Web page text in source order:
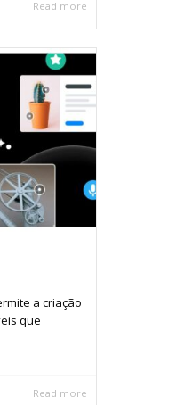
Read more
a criação
que
Read more